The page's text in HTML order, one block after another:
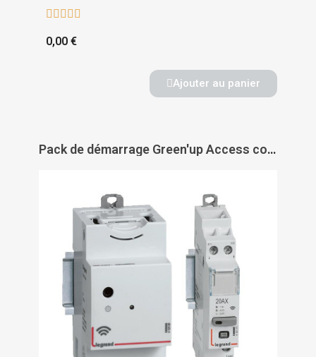
    
0,00 €
Ajouter au panier
Pack de démarrage Green'up Access connecté avec prise pour véhicule électrique - LEGRAND